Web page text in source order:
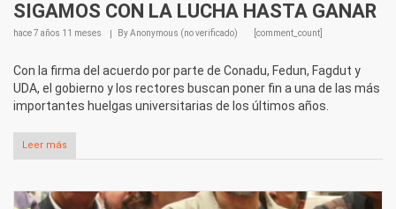
SIGAMOS CON LA LUCHA HASTA GANAR
hace7 años 11 meses ByAnonymous (no verificado) [comment_count]
Con la firma del acuerdo por parte de Conadu, Fedun, Fagdut y
UDA, el gobierno y los rectores buscan poner fin a una de las más
importantes huelgas universitarias de los últimos años.
Leer más